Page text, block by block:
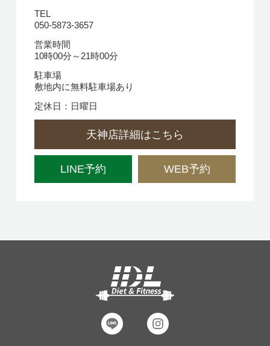
TEL
050-5873-3657
営業時間
10時00分～21時00分
駐車場
敷地内に無料駐車場あり
定休日：日曜日
天神店詳細はこちら
LINE予約 WEB予約